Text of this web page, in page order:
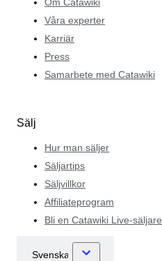
Våra experter
Karriär
Press
Samarbete med Catawiki
Sälj
Hur man säljer
Säljartips
Säljvillkor
Affiliateprogram
Bli en Catawiki Live-säljare